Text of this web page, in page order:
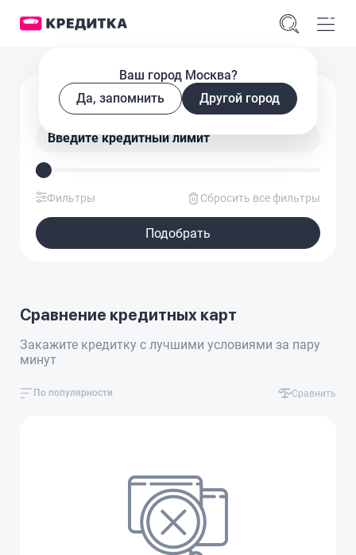
Ваш город Москва?
Да, запомнить
Другой город
Подобрать кредитную карту
Введите кредитный лимит
Фильтры Сбросить все фильтры
Подобрать
Сравнение кредитных карт
Закажите кредитку с лучшими условиями за пару
минут
По популярности Сравнить